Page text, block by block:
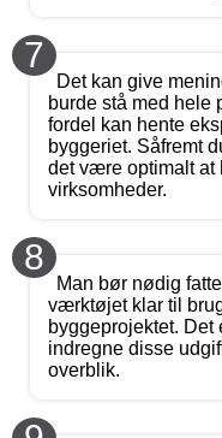
7
Det kan give
burde stå med hele
fordel kan hente
byggeriet. Såfremt
det være optimalt at
virksomheder.
8
Man bør nødig
værktøjet klar til
byggeprojektet. Det
indregne disse
overblik.